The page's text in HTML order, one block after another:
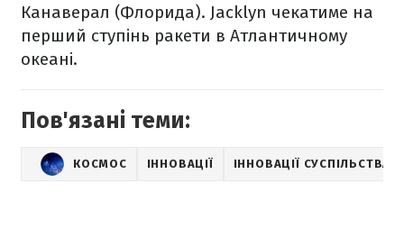
Канаверал (Флорида). Jacklyn чекатиме на
перший ступінь ракети в Атлантичному
океані.
Пов'язані теми:
КОСМОС ІННОВАЦІЇ ІННОВАЦІЇ СУСПІЛЬСТВА